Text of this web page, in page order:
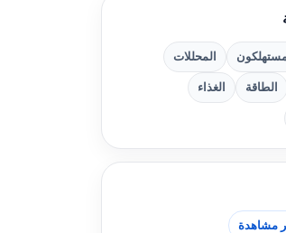
المحللات
الطاقة الغذاء
مشاهدة